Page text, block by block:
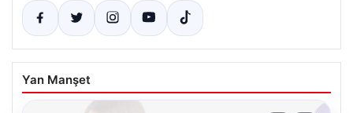
Yan Manşet